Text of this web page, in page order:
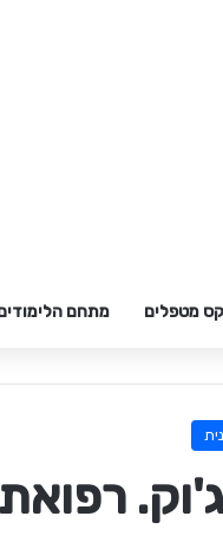
מטפלים מתחם
ג'וק.